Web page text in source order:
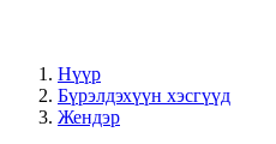
Нүүр
Бүрэлдэхүүн хэсгүүд
Жендэр